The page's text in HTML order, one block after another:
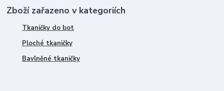
Zboží zařazeno v kategoriích
Tkaničky do bot
Ploché tkaničky
Bavlněné tkaničky